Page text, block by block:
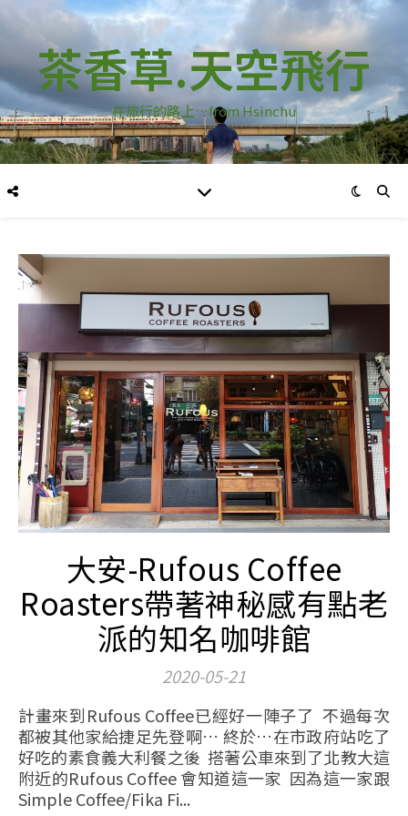
茶香草.天空飛行
在旅行的路上…from Hsinchu
大安-Rufous Coffee
Roasters帶著神秘感有點老
派的知名咖啡館
2020-05-21
計畫來到Rufous Coffee已經好一陣子了 不過每次
都被其他家給捷足先登啊… 終於…在市政府站吃了
好吃的素食義大利餐之後 搭著公車來到了北教大這
附近的Rufous Coffee 會知道這一家 因為這一家跟
Simple Coffee/Fika Fi...